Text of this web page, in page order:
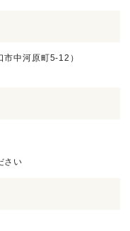
市中河原町5-12）
さい